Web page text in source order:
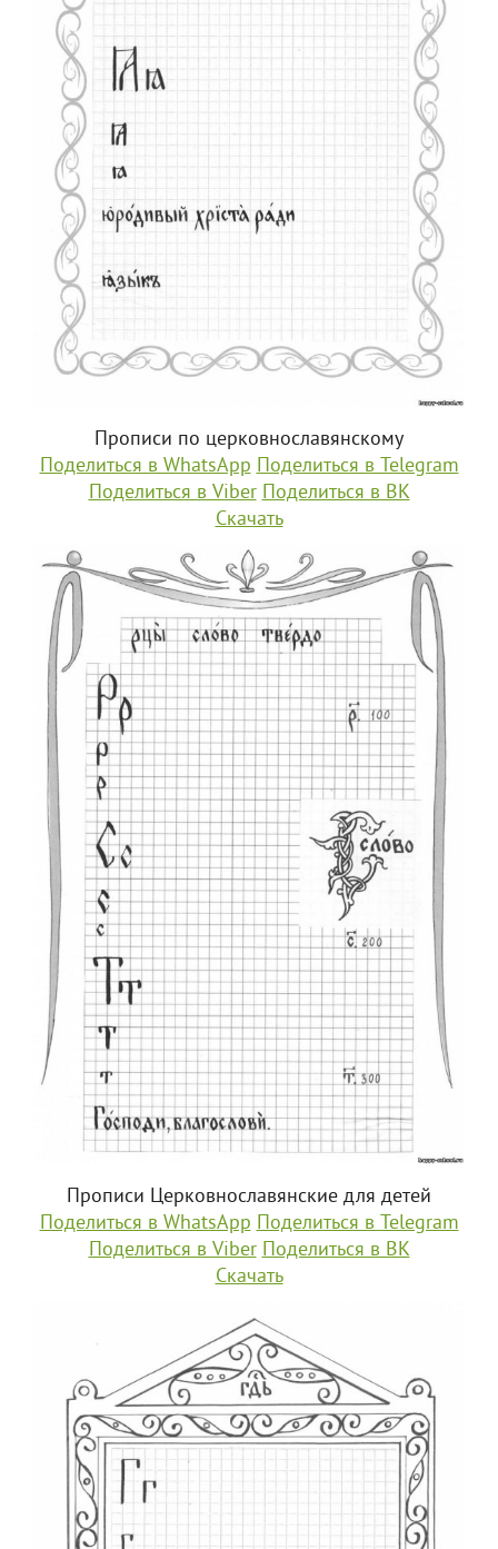
Прописи по церковнославянскому
Поделиться в WhatsApp Поделиться в Telegram
Поделиться в Viber Поделиться в ВК
Скачать
Прописи Церковнославянские для детей
Поделиться в WhatsApp Поделиться в Telegram
Поделиться в Viber Поделиться в ВК
Скачать